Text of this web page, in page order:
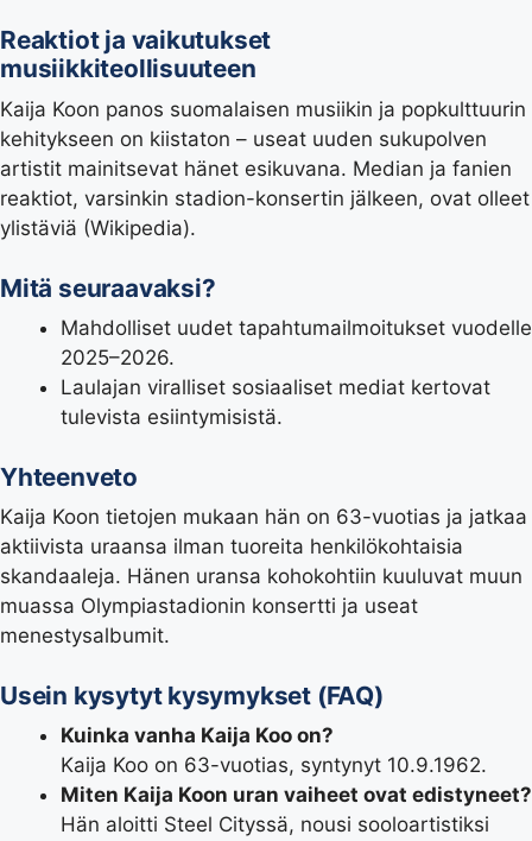
Reaktiot ja vaikutukset
musiikkiteollisuuteen
Kaija Koon panos suomalaisen musiikin ja popkulttuurin
kehitykseen on kiistaton – useat uuden sukupolven
artistit mainitsevat hänet esikuvana. Median ja fanien
reaktiot, varsinkin stadion-konsertin jälkeen, ovat olleet
ylistäviä (Wikipedia).
Mitä seuraavaksi?
Mahdolliset uudet tapahtumailmoitukset vuodelle
2025–2026.
Laulajan viralliset sosiaaliset mediat kertovat
tulevista esiintymisistä.
Yhteenveto
Kaija Koon tietojen mukaan hän on 63-vuotias ja jatkaa
aktiivista uraansa ilman tuoreita henkilökohtaisia
skandaaleja. Hänen uransa kohokohtiin kuuluvat muun
muassa Olympiastadionin konsertti ja useat
menestysalbumit.
Usein kysytyt kysymykset (FAQ)
Kuinka vanha Kaija Koo on?
Kaija Koo on 63-vuotias, syntynyt 10.9.1962.
Miten Kaija Koon uran vaiheet ovat edistyneet?
Hän aloitti Steel Cityssä, nousi sooloartistiksi